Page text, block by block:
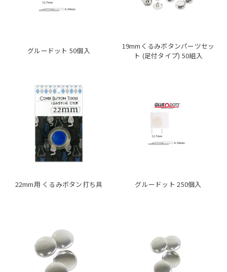
グルードット 50個入
19mmくるみボタンパーツセッ
ト (足付タイプ) 50組入
22mm用 くるみボタン打ち具 グルードット 250個入